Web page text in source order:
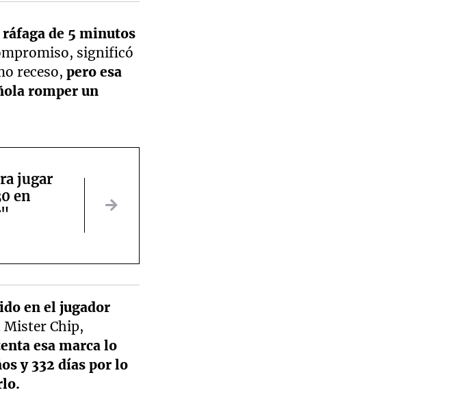
de 5 minutos
significó
receso,pero esa
romper un
jugar
en
en el jugador
Mister Chip,
esa marca lo
y 332 días por lo